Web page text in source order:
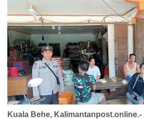
Kuala Behe, Kalimantanpost.online.-